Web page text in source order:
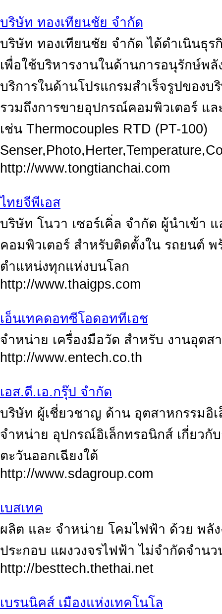
บริษัท ทองเทียนชัย จำกัด
บริษัท ทองเทียนชัย จำกัด ได้ดำเนินธุ
เพื่อใช้บริหารงานในด้านการอนุรักษ์พ
บริการในด้านโปรแกรมสำเร็จรูปของ
รวมถึงการขายอุปกรณ์คอมพิวเตอร์ แ
เช่น Thermocouples RTD (PT-100)
http://www.tongtianchai.com
ไทยจีพีเอส
บริษัท โนวา เซอร์เคิ่ล จำกัด ผู้นำเข้า
คอมพิวเตอร์ สำหรับติดตั้งใน รถยนต์ พ
ตำแหน่งทุกแห่งบนโลก
http://www.thaigps.com
เอ็นเทคดอทซีโอดอททีเอช
จำหน่าย เครื่องมือวัด สำหรับ งานอุตส
http://www.entech.co.th
เอส.ดี.เอ.กรุ๊ป จำกัด
บริษัท ผู้เชี่ยวชาญ ด้าน อุตสาหกรรมอิ
จำหน่าย อุปกรณ์อิเล็กทรอนิกส์ เกี่ยวกับ
ตะวันออกเฉียงใต้
http://www.sdagroup.com
เบสเทค
ผลิต และ จำหน่าย โคมไฟฟ้า ด้วย พลั
ประกอบ แผงวงจรไฟฟ้า ไม่จำกัดจำนว
http://besttech.thethai.net
เบรนนิคส์ เมืองแห่งเทคโนโล